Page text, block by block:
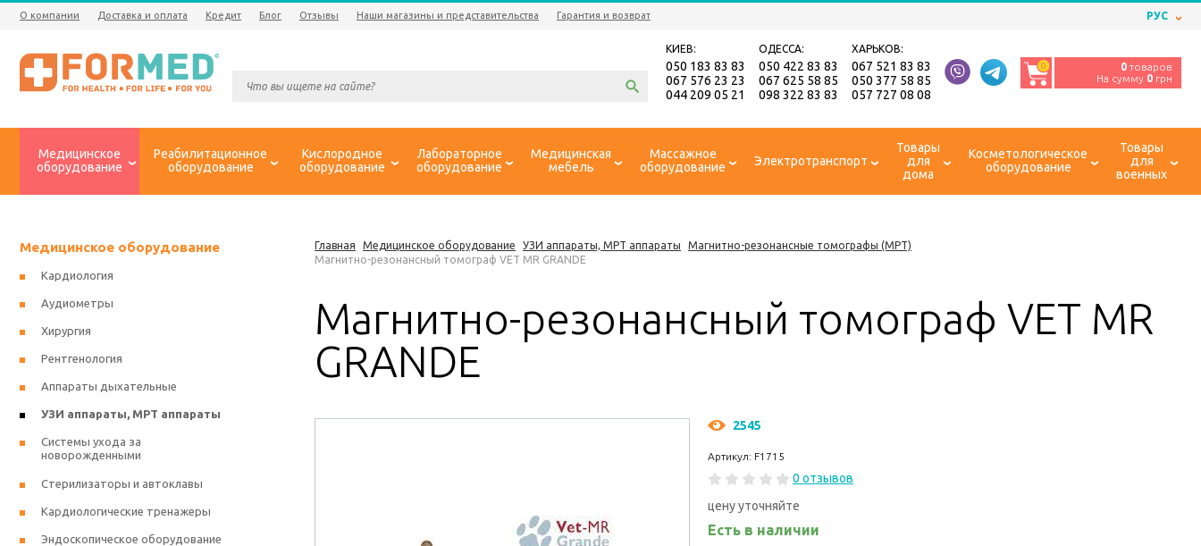
О компании Доставка и оплата Кредит Блог Отзывы Наши магазины и представительства Гарантия и возврат РУС
КИЕВ:
050 183 83 83
067 576 23 23
044 209 05 21
ОДЕССА:
050 422 83 83
067 625 58 85
098 322 83 83
ХАРЬКОВ:
067 521 83 83
050 377 58 85
057 727 08 08
0 0 товаров
На сумму 0 грн
Медицинское
оборудование
Реабилитационное
оборудование
Кислородное
оборудование
Лабораторное
оборудование
Медицинская
мебель
Массажное
оборудование
Электротранспорт
Товары
для
дома
Косметологическое
оборудование
Товары
для
военных
Главная Медицинское оборудование УЗИ аппараты, МРТ аппараты
Магнитно-резонансные томографы (МРТ)
Магнитно-резонансный томограф VET MR GRANDE
Магнитно-резонансный томограф VET MR
GRANDE
2545
Артикул: F1715
0 отзывов
цену уточняйте
Есть в наличии
Медицинское оборудование
Кардиология
Аудиометры
Хирургия
Рентгенология
Аппараты дыхательные
УЗИ аппараты, МРТ аппараты
Системы ухода за
новорожденными
Стерилизаторы и автоклавы
Кардиологические тренажеры
Эндоскопическое оборудование